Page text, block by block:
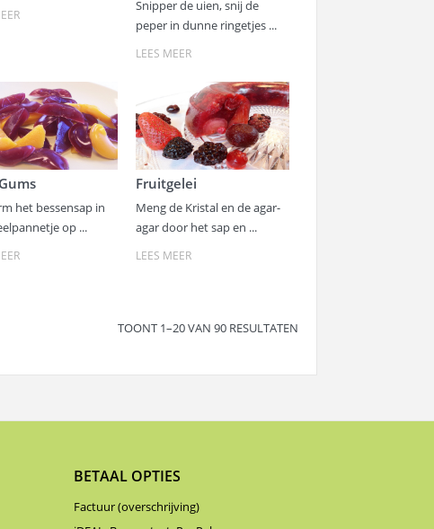
Snipper de uien, snij de
peper in dunne ringetjes ...
LEES MEER
het bessensap in
op ...
Fruitgelei
Meng de Kristal en de agar-
agar door het sap en ...
LEES MEER
TOONT 1–20 VAN 90 RESULTATEN
BETAAL OPTIES
Factuur (overschrijving)